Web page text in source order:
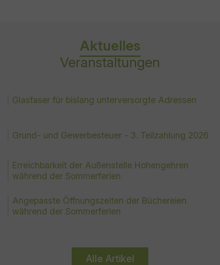
Aktuelles
Veranstaltungen
Glasfaser für bislang unterversorgte Adressen
Grund- und Gewerbesteuer - 3. Teilzahlung 2026
Erreichbarkeit der Außenstelle Hohengehren
während der Sommerferien
Angepasste Öffnungszeiten der Büchereien
während der Sommerferien
Alle Artikel